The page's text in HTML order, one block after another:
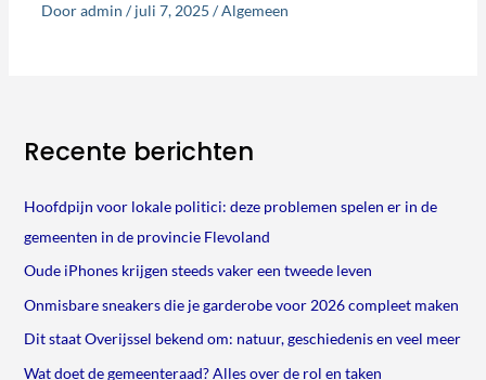
Door admin /juli 7, 2025 /Algemeen
Recente berichten
Hoofdpijn voor lokale politici: deze problemen spelen er in de
gemeenten in de provincie Flevoland
Oude iPhones krijgen steeds vaker een tweede leven
Onmisbare sneakers die je garderobe voor 2026 compleet maken
Dit staat Overijssel bekend om: natuur, geschiedenis en veel meer
Wat doet de gemeenteraad? Alles over de rol en taken